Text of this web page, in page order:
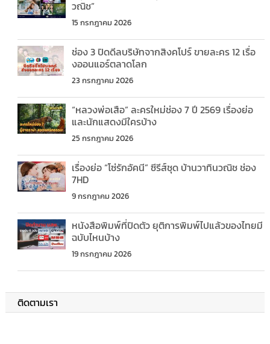
วณิช”
15 กรกฎาคม 2026
ช่อง 3 ปิดดีลบริษัทจากสิงคโปร์ ขายละคร 12 เรื่อ
งออนแอร์ตลาดโลก
23 กรกฎาคม 2026
“หลวงพ่อเสือ” ละครใหม่ช่อง 7 ปี 2569 เรื่องย่อ
และนักแสดงมีใครบ้าง
25 กรกฎาคม 2026
เรื่องย่อ “โซ่รักอัคนี” ซีรีส์ชุด บ้านวาทินวณิช ช่อง
7HD
9 กรกฎาคม 2026
หนังสือพิมพ์ที่ปิดตัว ยุติการพิมพ์ไปแล้วของไทยมี
ฉบับไหนบ้าง
19 กรกฎาคม 2026
ติดตามเรา